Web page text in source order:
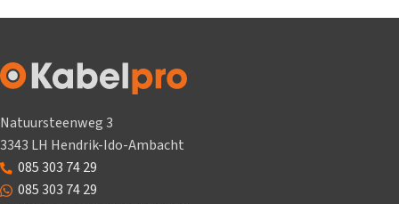
Natuursteenweg 3
3343 LH Hendrik-Ido-Ambacht
085 303 74 29
085 303 74 29